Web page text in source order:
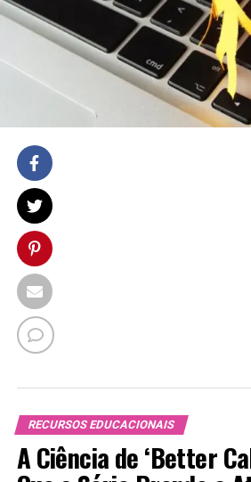
RECURSOS EDUCACIONAIS
A Ciência de ‘Better